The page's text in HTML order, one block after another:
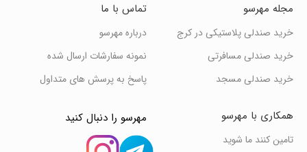
مجله مهرسو
خرید صندلی پلاستیکی در کرج
خرید صندلی مسافرتی
خرید صندلی مسجد
تماس با ما
درباره مهرسو
نمونه سفارشات ارسال شده
پاسخ به پرسش های متداول
همکاری با مهرسو
تامین کنند ما شوید
مهرسو را دنبال کنید